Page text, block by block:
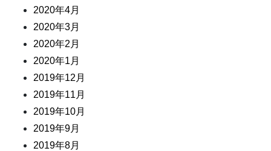
2020年4月
2020年3月
2020年2月
2020年1月
2019年12月
2019年11月
2019年10月
2019年9月
2019年8月